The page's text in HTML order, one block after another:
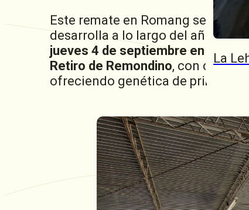
Este remate en Romang se
desarrolla a lo largo del año en
jueves 4 de septiembre en San
Retiro de Remondino, con
ofreciendo genética de primer
La